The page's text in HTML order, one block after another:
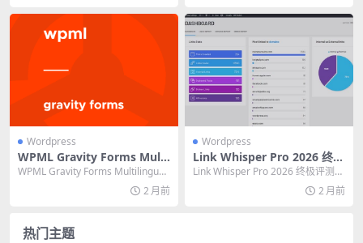
Wordpress
WPML Gravity Forms Multi
lingual 终极指南：高效构建
WPML Gravity Forms Multilingual
2 月前
Wordpress
Link Whisper Pro 2026 终极
评测：Link Whisper Pro 20
26值得买吗？
Link Whisper Pro 2026 终极评测：
2 月前
热门主题